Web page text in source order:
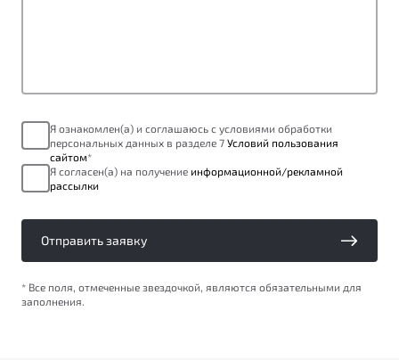
Я ознакомлен(а) и соглашаюсь с условиями обработки
персональных данных в разделе 7 Условий пользования
сайтом*
Я согласен(а) на получение информационной/рекламной
рассылки
Отправить заявку
* Все поля, отмеченные звездочкой, являются обязательными для
заполнения.